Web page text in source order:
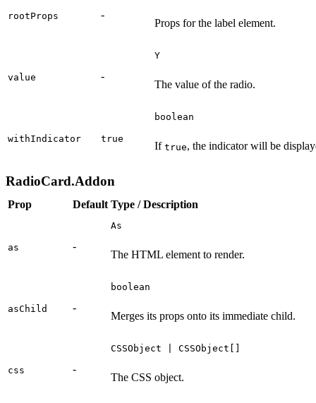
rootProps -
Props for the label element.
value -
Y
The value of the radio.
withIndicator true
boolean
If true, the indicator will be
RadioCard.Addon
Prop Default Type / Description
as -
As
The HTML element to render.
asChild -
boolean
Merges its props onto its immediate child.
css -
CSSObject | CSSObject[]
The CSS object.